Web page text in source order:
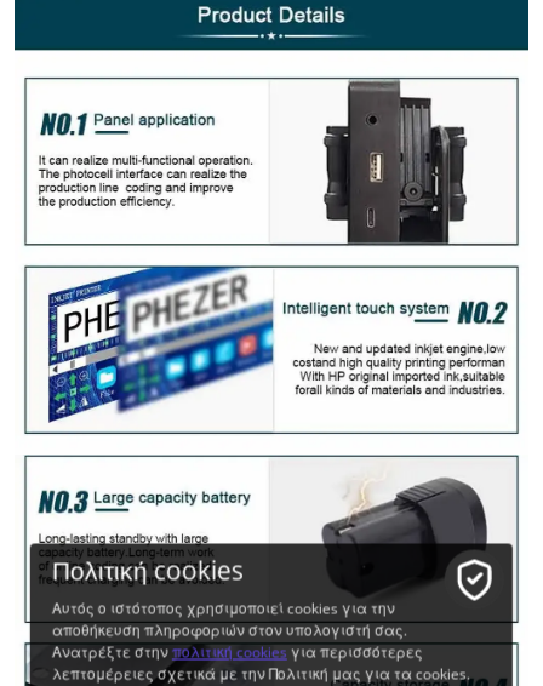
Πολιτική cookies
Αυτός ο ιστότοπος χρησιμοποιεί cookies για την
αποθήκευση πληροφοριών στον υπολογιστή σας.
Ανατρέξτε στηνπολιτική cookiesγια περισσότερες
λεπτομέρειες σχετικά με την Πολιτική μας για τα cookies.